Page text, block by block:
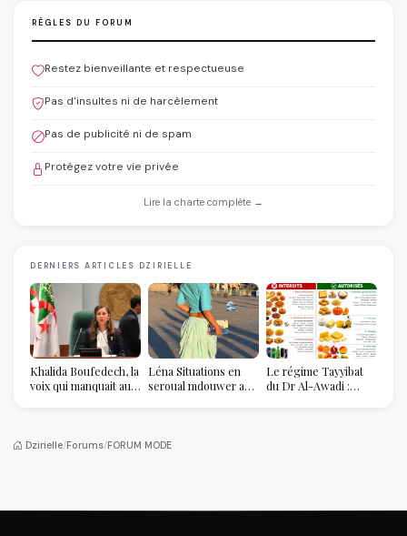
RÈGLES DU FORUM
Restez bienveillante et respectueuse
Pas d'insultes ni de harcèlement
Pas de publicité ni de spam
Protégez votre vie privée
Lire la charte complète →
DERNIERS ARTICLES DZIRIELLE
Khalida Boufedech, la
voix qui manquait au
Léna Situations en
seroual mdouwer au
pièce mode de l'été
Le régime Tayyibat
du Dr Al-Awadi :
Dzirielle/Forums/FORUM MODE